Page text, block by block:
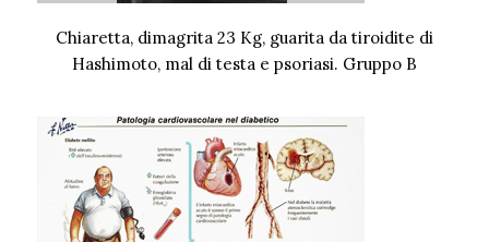
Chiaretta, dimagrita 23 Kg, guarita da tiroidite di
Hashimoto, mal di testa e psoriasi. Gruppo B